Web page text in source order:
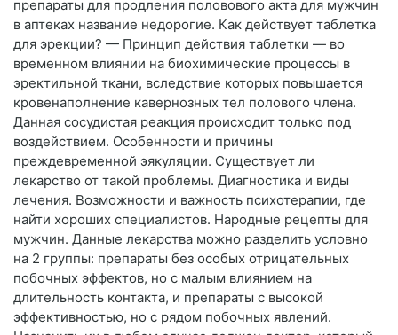
препараты для продления половового акта для мужчин
в аптеках название недорогие. Как действует таблетка
для эрекции? — Принцип действия таблетки — во
временном влиянии на биохимические процессы в
эректильной ткани, вследствие которых повышается
кровенаполнение кавернозных тел полового члена.
Данная сосудистая реакция происходит только под
воздействием. Особенности и причины
преждевременной эякуляции. Существует ли
лекарство от такой проблемы. Диагностика и виды
лечения. Возможности и важность психотерапии, где
найти хороших специалистов. Народные рецепты для
мужчин. Данные лекарства можно разделить условно
на 2 группы: препараты без особых отрицательных
побочных эффектов, но с малым влиянием на
длительность контакта, и препараты с высокой
эффективностью, но с рядом побочных явлений.